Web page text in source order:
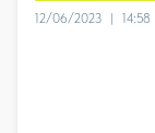
12/06/2023 | 14:58